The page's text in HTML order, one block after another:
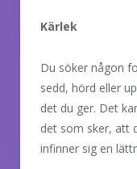
Kärlek
Du söker någon
sedd, hörd eller
det du ger. Det
det som sker, att
infinner sig en